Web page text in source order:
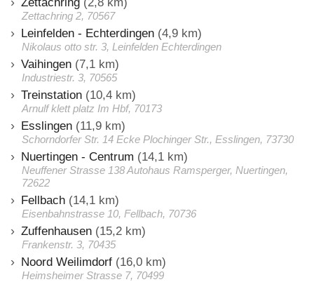
Zettachring 2, 70567
Leinfelden - Echterdingen (4,9 km)
Nikolaus otto str. 3, Leinfelden Echterdingen
Vaihingen (7,1 km)
Industriestr. 3, 70565
Treinstation (10,4 km)
Arnulf klett platz Im Hbf, 70173
Esslingen (11,9 km)
Schorndorfer Str. 14 Ecke Plochinger Str., Esslingen, 73730
Nuertingen - Centrum (14,1 km)
Neuffener Strasse 138 Autohaus Ramsperger, Nuertingen,
72622
Fellbach (14,1 km)
Eisenbahnstrasse 10, Fellbach, 70736
Zuffenhausen (15,2 km)
Frankenstr. 3, 70435
Noord Weilimdorf (16,0 km)
Heimsheimer Strasse 7, 70499